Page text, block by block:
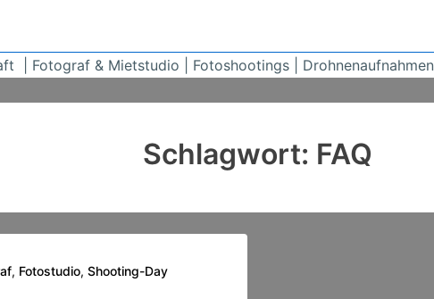
| Fotograf & Mietstudio | Fotoshootings |
Schlagwort: FAQ
, Fotostudio, Shooting-Day